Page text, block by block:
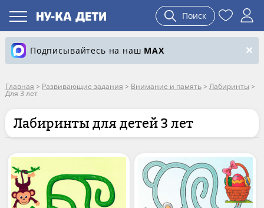
Поиск
Подписывайтесь на наш MAX
Главная > Развивающие задания > Внимание и память> Лабиринты >
Для 3 лет
Лабиринты для детей 3 лет